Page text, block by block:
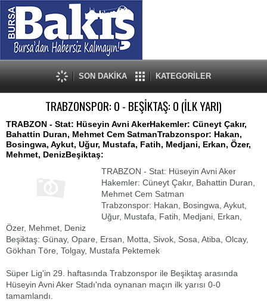
SON DAKİKA KATEGORİLER
TRABZONSPOR: 0 - BEŞİKTAŞ: 0 (İLK YARI)
TRABZON - Stat: Hüseyin Avni AkerHakemler: Cüneyt Çakır,
Bahattin Duran, Mehmet Cem SatmanTrabzonspor: Hakan,
Bosingwa, Aykut, Uğur, Mustafa, Fatih, Medjani, Erkan, Özer,
Mehmet, DenizBeşiktaş:
TRABZON - Stat: Hüseyin Avni Aker
Hakemler: Cüneyt Çakır, Bahattin Duran,
Mehmet Cem Satman
Trabzonspor: Hakan, Bosingwa, Aykut,
Uğur, Mustafa, Fatih, Medjani, Erkan,
Özer, Mehmet, Deniz
Beşiktaş: Günay, Opare, Ersan, Motta, Sivok, Sosa, Atiba, Olcay,
Gökhan Töre, Tolgay, Mustafa Pektemek
Süper Lig'in 29. haftasında Trabzonspor ile Beşiktaş arasında
Hüseyin Avni Aker Stadı'nda oynanan maçın ilk yarısı 0-0
tamamlandı.